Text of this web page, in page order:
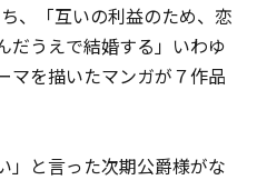
、「互いの利益のため、恋
だうえで結婚する」いわゆ
マを描いたマンガが７作品
と言った次期公爵様がな